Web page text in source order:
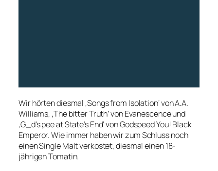
Wir hörten diesmal ‚Songs from Isolation‘ von A.A.
Williams, ‚The bitter Truth‘ von Evanescence und
‚G_d’s pee at State’s End‘ von Godspeed You! Black
Emperor. Wie immer haben wir zum Schluss noch
einen Single Malt verkostet, diesmal einen 18-
jährigen Tomatin.